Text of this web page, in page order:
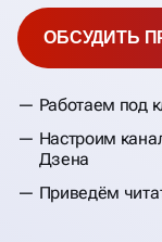
Работаем под
Настроим
Дзена
Приведём
ОБСУДИТЬ